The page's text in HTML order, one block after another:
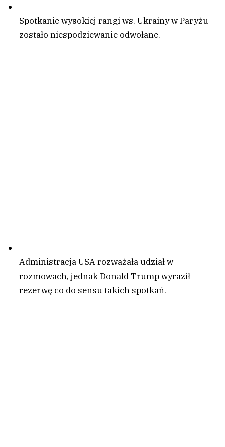
Spotkanie wysokiej rangi ws. Ukrainy w Paryżu
zostało niespodziewanie odwołane.
Administracja USA rozważała udział w
rozmowach, jednak Donald Trump wyraził
rezerwę co do sensu takich spotkań.